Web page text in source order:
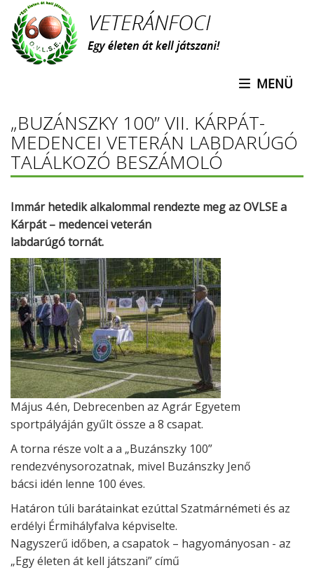
Ugrás
tartalomra
MENÜ
„BUZÁNSZKY 100” VII. KÁRPÁT-
MEDENCEI VETERÁN LABDARÚGÓ
TALÁLKOZÓ BESZÁMOLÓ
Immár hetedik alkalommal rendezte meg az OVLSE a
Kárpát – medencei veterán
labdarúgó tornát.
Május 4.én, Debrecenben az Agrár Egyetem
sportpályáján gyűlt össze a 8 csapat.
A torna része volt a a „Buzánszky 100”
rendezvénysorozatnak, mivel Buzánszky Jenő
bácsi idén lenne 100 éves.
Határon túli barátainkat ezúttal Szatmárnémeti és az
erdélyi Érmihályfalva képviselte.
Nagyszerű időben, a csapatok – hagyományosan - az
„Egy életen át kell játszani” című